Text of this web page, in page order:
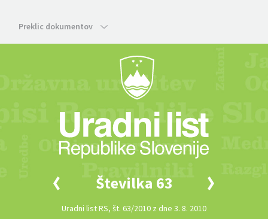
Preklic dokumentov
Številka 63
Uradni list RS, št. 63/2010 z dne 3. 8. 2010